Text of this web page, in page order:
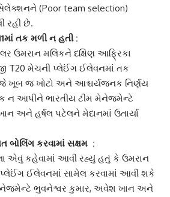
(Poor team selection)
રહી છે.
તક મળી ન હતી :
ઉમરાન મલિકને દક્ષિણ આફ્રિકા
T20 મેચની પ્લેઈંગ ઈલેવનમાં તક
ખૂબ જ ખોટો અને આશ્ચર્યજનક નિર્ણય
ન આપીને ભારતીય ટીમ મેનેજમેન્ટે
અને હર્ષલ પટેલને મેદાનમાં ઉતાર્યા
બોલિંગ કરવામાં સક્ષમ :
એવું કહેવામાં આવી રહ્યું હતું કે ઉમરાન
પ્લેઈંગ ઈલેવનમાં સામેલ કરવામાં આવી શકે
ભુવનેશ્વર કુમાર, અવેશ ખાન અને